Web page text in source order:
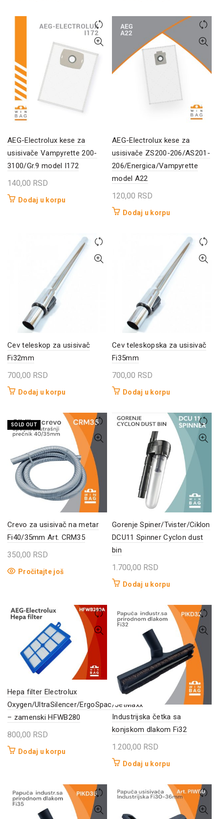
AEG-Electrolux kese za
usisivače Vampyrette 200-
3100/Gr.9 model I172
140,00 RSD
Dodaj u korpu
AEG-Electrolux kese za
usisivače ZS200-206/AS201-
206/Energica/Vampyrette
model A22
120,00 RSD
Dodaj u korpu
Cev teleskop za usisivač
Fi32mm
700,00 RSD
Dodaj u korpu
Cev teleskopska za usisivač
Fi35mm
700,00 RSD
Dodaj u korpu
SOLD OUT
Crevo za usisivač na metar
Fi40/35mm Art. CRM35
350,00 RSD
Pročitajte još
Gorenje Spiner/Tvister/Ciklon
DCU11 Spinner Cyclon dust
bin
1.700,00 RSD
Dodaj u korpu
Hepa filter Electrolux
Oxygen/UltraSilencer/ErgoSpac/JetMaxx
– zamenski HFWB280
800,00 RSD
Dodaj u korpu
Industrijska četka sa
konjskom dlakom Fi32
1.200,00 RSD
Dodaj u korpu